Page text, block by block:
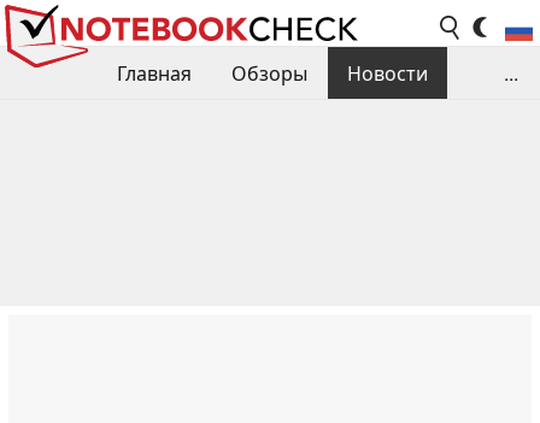
Главная Обзоры
Новости
...